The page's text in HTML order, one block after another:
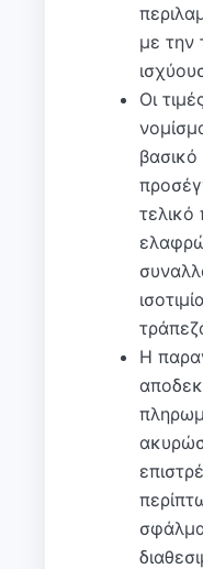
με την
Οι
τελικό
Η